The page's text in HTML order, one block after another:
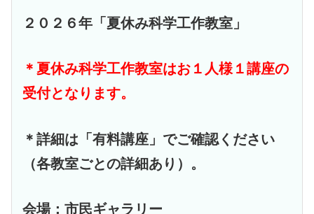
２０２６年「夏休み科学工作教室」
＊夏休み科学工作教室はお１人様１講座の
受付となります。
＊詳細は「有料講座」でご確認ください
（各教室ごとの詳細あり）。
会場：市民ギャラリー